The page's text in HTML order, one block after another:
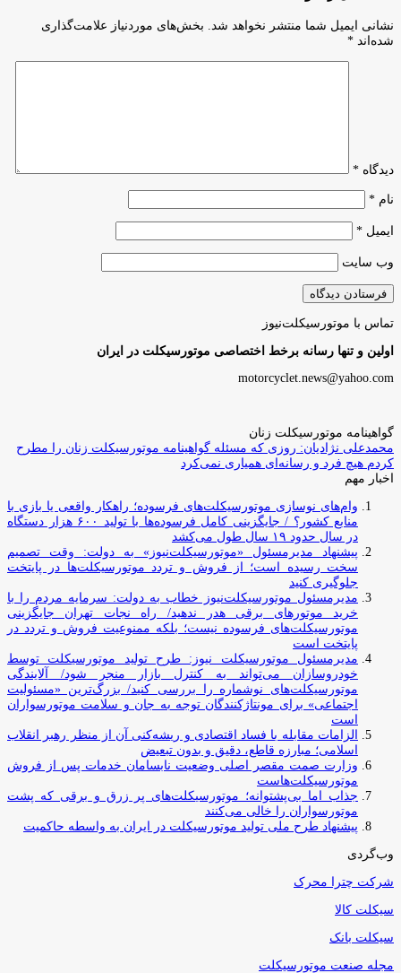
نشانی ایمیل شما منتشر نخواهد شد.
بخش‌های موردنیاز علامت‌گذاری
شده‌اند *
دیدگاه *
نام *
ایمیل *
وب‌ سایت
تماس با موتورسیکلت‌نیوز
اولین و تنها رسانه برخط اختصاصی موتورسیکلت در ایران
motorcyclet.news@yahoo.com
گواهینامه موتورسیکلت زنان
محمدعلی نژادیان: روزی که مسئله گواهینامه موتورسیکلت زنان را مطرح
کردم هیچ فرد و رسانه‌ای همیاری نمی‌کرد
اخبار مهم
وام‌های نوسازی موتورسیکلت‌های فرسوده؛ راهکار واقعی یا بازی با
منابع کشور؟ / جایگزینی کامل فرسوده‌ها با تولید ۶۰۰ هزار دستگاه
در سال حدود ۱۹ سال طول می‌کشد
پیشنهاد مدیرمسئول «موتورسیکلت‌نیوز» به دولت: وقت تصمیم
سخت رسیده است؛ از فروش و تردد موتورسیکلت‌ها در پایتخت
جلوگیری کنید
مدیرمسئول موتورسیکلت‌نیوز خطاب به دولت: سرمایه مردم را با
خرید موتورهای برقی هدر ندهید/ راه نجات تهران جایگزینی
موتورسیکلت‌های فرسوده نیست؛ بلکه ممنوعیت فروش و تردد در
پایتخت است
مدیرمسئول موتورسیکلت نیوز: طرح تولید موتورسیکلت توسط
خودروسازان می‌تواند به کنترل بازار منجر شود/ آلایندگی
موتورسیکلت‌های نوشماره را بررسی کنید/ بزرگ‌ترین «مسئولیت
اجتماعی» برای مونتاژکنندگان توجه به جان و سلامت موتورسواران
است
الزامات مقابله با فساد اقتصادی و ریشه‌کنی آن از منظر رهبر انقلاب
اسلامی؛ مبارزه قاطع، دقیق و بدون تبعیض
وزارت صمت مقصر اصلی وضعیت نابسامان خدمات پس از فروش
موتورسیکلت‌هاست
جذاب اما بی‌پشتوانه؛ موتورسیکلت‌های پر زرق‌ و برقی که پشت
موتورسواران را خالی می‌کنند
پیشنهاد طرح ملی تولید موتورسیکلت در ایران به واسطه حاکمیت
وب‌گردی
شرکت چترا محرک
سیکلت کالا
سیکلت بانک
مجله صنعت موتورسیکلت